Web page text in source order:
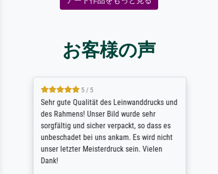
お客様の声
5 / 5
Sehr gute Qualität des Leinwanddrucks und
des Rahmens! Unser Bild wurde sehr
sorgfältig und sicher verpackt, so dass es
unbeschadet bei uns ankam. Es wird nicht
unser letzter Meisterdruck sein. Vielen
Dank!